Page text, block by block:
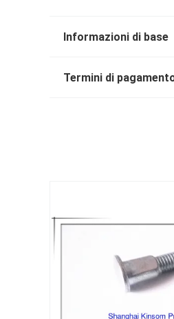
Informazioni di base
Termini di